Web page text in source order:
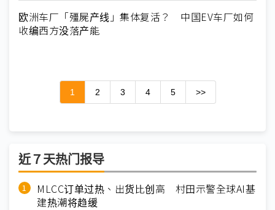
欧洲车厂「殭屍产线」集体复活？ 中国EV车厂如何
收编西方没落产能
1 2 3 4 5 >>
近７天热门报导
MLCC订单过热、出货比创高 村田示警全球AI基
建热潮将趋缓